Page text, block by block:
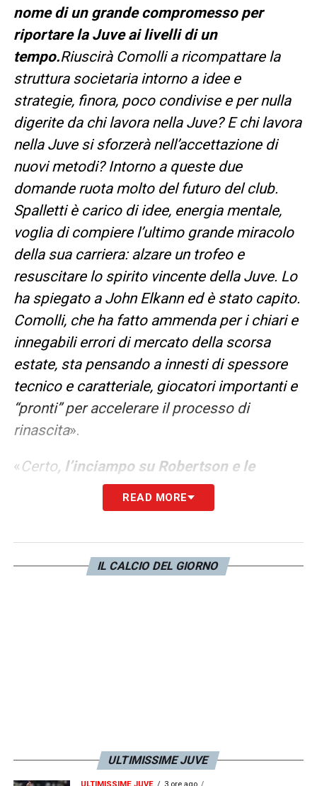
nome di un grande compromesso per
riportare la Juve ai livelli di un
tempo.Riuscirà Comolli a ricompattare la
struttura societaria intorno a idee e
strategie, finora, poco condivise e per nulla
digerite da chi lavora nella Juve? E chi lavora
nella Juve si sforzerà nell’accettazione di
nuovi metodi? Intorno a queste due
domande ruota molto del futuro del club.
Spalletti è carico di idee, energia mentale,
voglia di compiere l’ultimo grande miracolo
della sua carriera: alzare un trofeo e
resuscitare lo spirito vincente della Juve. Lo
ha spiegato a John Elkann ed è stato capito.
Comolli, che ha fatto ammenda per i chiari e
innegabili errori di mercato della scorsa
estate, sta pensando a innesti di spessore
tecnico e caratteriale, giocatori importanti e
“pronti” per accelerare il processo di
rinascita».
« Certo, l’inciampo su Robertson e le
incertezze su Alisson(sempre meno sicuro)
hanno disorientatoSpalletti, che già
inizio zoppicante, ma al 30 maggio c’è
ancora tanto tempo per rimediare. La
interno, che ora appare precario, si stabilizza
sempre con i risultati. Se la Juve si mettesse
READ MORE
IL CALCIO DEL GIORNO
ULTIMISSIME JUVE